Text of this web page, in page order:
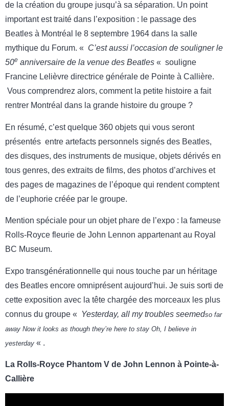
de la création du groupe jusqu’à sa séparation. Un point
important est traité dans l’exposition : le passage des
Beatles à Montréal le 8 septembre 1964 dans la salle
mythique du Forum. « C’est aussi l’occasion de souligner le
50e anniversaire de la venue des Beatles « souligne
Francine Lelièvre directrice générale de Pointe à Callière.
Vous comprendrez alors, comment la petite histoire a fait
rentrer Montréal dans la grande histoire du groupe ?
En résumé, c’est quelque 360 objets qui vous seront
présentés entre artefacts personnels signés des Beatles,
des disques, des instruments de musique, objets dérivés en
tous genres, des extraits de films, des photos d’archives et
des pages de magazines de l’époque qui rendent comptent
de l’euphorie créée par le groupe.
Mention spéciale pour un objet phare de l’expo : la fameuse
Rolls-Royce fleurie de John Lennon appartenant au Royal
BC Museum.
Expo transgénérationnelle qui nous touche par un héritage
des Beatles encore omniprésent aujourd’hui. Je suis sorti de
cette exposition avec la tête chargée des morceaux les plus
connus du groupe « Yesterday, all my troubles seemedso far
away Now it looks as though they’re here to stay Oh, I believe in
yesterday « .
La Rolls-Royce Phantom V de John Lennon à Pointe-à-
Callière